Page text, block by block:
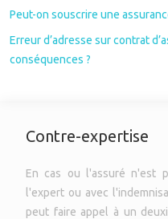
Peut-on souscrire une
Erreur d’adresse sur contrat
conséquences ?
Contre-expertise
En cas ou l'assuré n'est
l'expert ou avec
peut faire appel à un